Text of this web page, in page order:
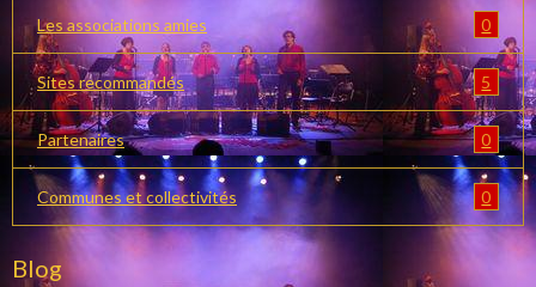
Les associations amies 0
Sites recommandés 5
Partenaires 0
Communes et collectivités 0
Blog